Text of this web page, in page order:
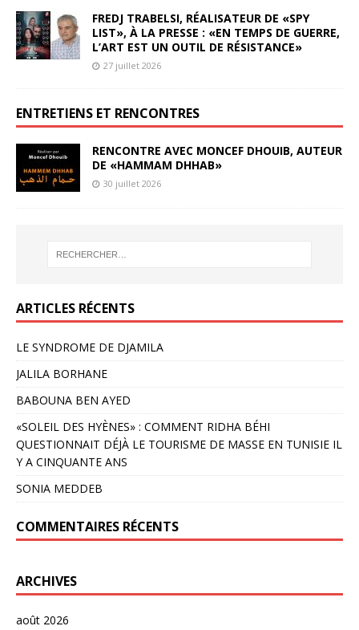
FREDJ TRABELSI, RÉALISATEUR DE «SPY
LIST», À LA PRESSE : «EN TEMPS DE GUERRE,
L’ART EST UN OUTIL DE RÉSISTANCE»
27 juillet 2026
ENTRETIENS ET RENCONTRES
RENCONTRE AVEC MONCEF DHOUIB, AUTEUR
DE «HAMMAM DHHAB»
30 juillet 2026
ARTICLES RÉCENTS
LE SYNDROME DE DJAMILA
JALILA BORHANE
BABOUNA BEN AYED
«SOLEIL DES HYÈNES» : COMMENT RIDHA BÉHI
QUESTIONNAIT DÉJÀ LE TOURISME DE MASSE EN TUNISIE IL
Y A CINQUANTE ANS
SONIA MEDDEB
COMMENTAIRES RÉCENTS
ARCHIVES
août 2026